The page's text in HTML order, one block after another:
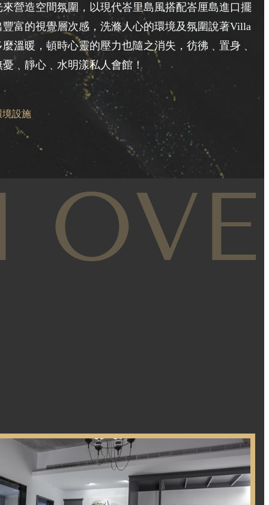
營造空間氛圍，以現代峇里島風搭配峇厘島進口擺
富的視覺層次感，洗滌人心的環境及氛圍說著Villa
溫暖，頓時心靈的壓力也隨之消失，彷彿﹑置身﹑
﹑靜心﹑水明漾私人會館！
境設施